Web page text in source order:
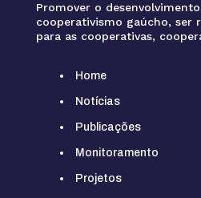
Promover o
cooperativismo gaúcho, ser
para as cooperativas,
Home
Notícias
Publicações
Monitoramento
Projetos